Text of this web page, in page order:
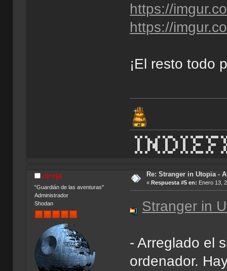
https://
https://
¡El resto todo
cireja
"Guardián de las aventuras"
Administrador
Shodan
Re: Stranger in Utopia -
« Respuesta #5 en: Enero 13,
Stranger in
- Arreglado el
ordenador.